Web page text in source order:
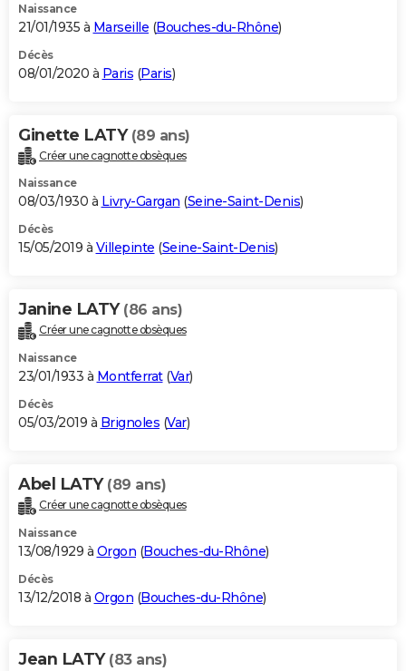
Naissance
21/01/1935 à Marseille (Bouches-du-Rhône)
Décès
08/01/2020 à Paris (Paris)
Ginette LATY (89 ans)
Créer une cagnotte obsèques
Naissance
08/03/1930 à Livry-Gargan (Seine-Saint-Denis)
Décès
15/05/2019 à Villepinte (Seine-Saint-Denis)
Janine LATY (86 ans)
Créer une cagnotte obsèques
Naissance
23/01/1933 à Montferrat(Var)
Décès
05/03/2019 à Brignoles (Var)
Abel LATY (89 ans)
Créer une cagnotte obsèques
Naissance
13/08/1929 à Orgon (Bouches-du-Rhône)
Décès
13/12/2018 à Orgon (Bouches-du-Rhône)
Jean LATY (83 ans)